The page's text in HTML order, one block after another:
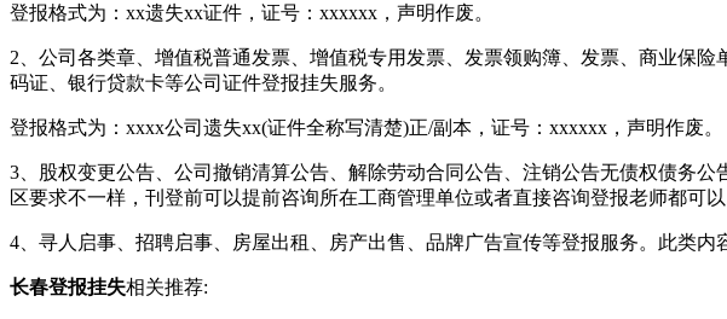
登报格式为：xx遗失xx证件，证号：xxxxxx，声明作废。
2、公司各类章、增值税普通发票、增值税专用发票、发票领购簿、发票、商业保
码证、银行贷款卡等公司证件登报挂失服务。
登报格式为：xxxx公司遗失xx(证件全称写清楚)正/副本，证号：xxxxxx，声明作废。
3、股权变更公告、公司撤销清算公告、解除劳动合同公告、注销公告无债权债务
区要求不一样，刊登前可以提前咨询所在工商管理单位或者直接咨询登报老师都可以
4、寻人启事、招聘启事、房屋出租、房产出售、品牌广告宣传等登报服务。此类内
长春登报挂失相关推荐: